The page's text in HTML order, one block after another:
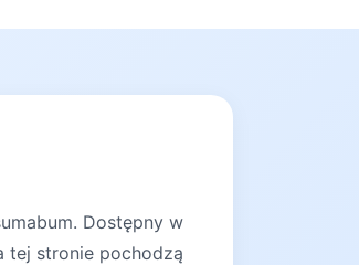
Dostępny w
tej stronie pochodzą